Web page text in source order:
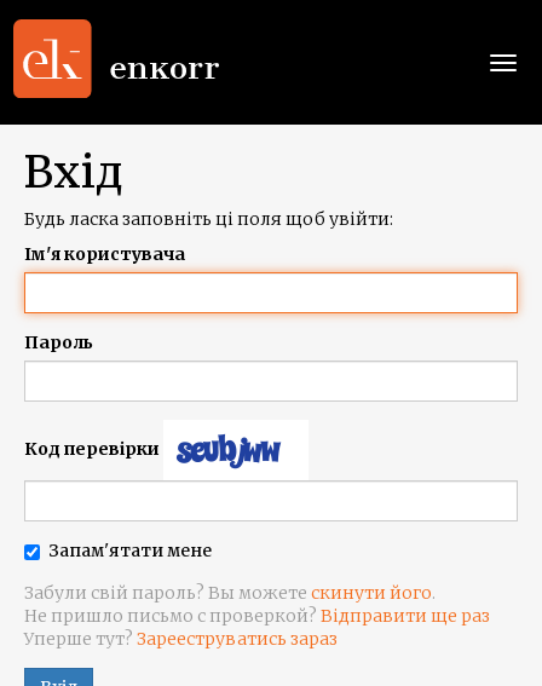
Вхід
Будь ласка заповніть ці поля щоб увійти:
Ім'я користувача
Пароль
Код перевірки
Запам'ятати мене
Забули свій пароль? Вы можете скинути його.
Не пришло письмо с проверкой? Відправити ще раз
Уперше тут? Зарееструватись зараз